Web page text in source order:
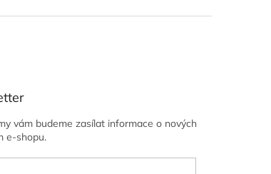
vám budeme zasílat informace o nových
e-shopu.